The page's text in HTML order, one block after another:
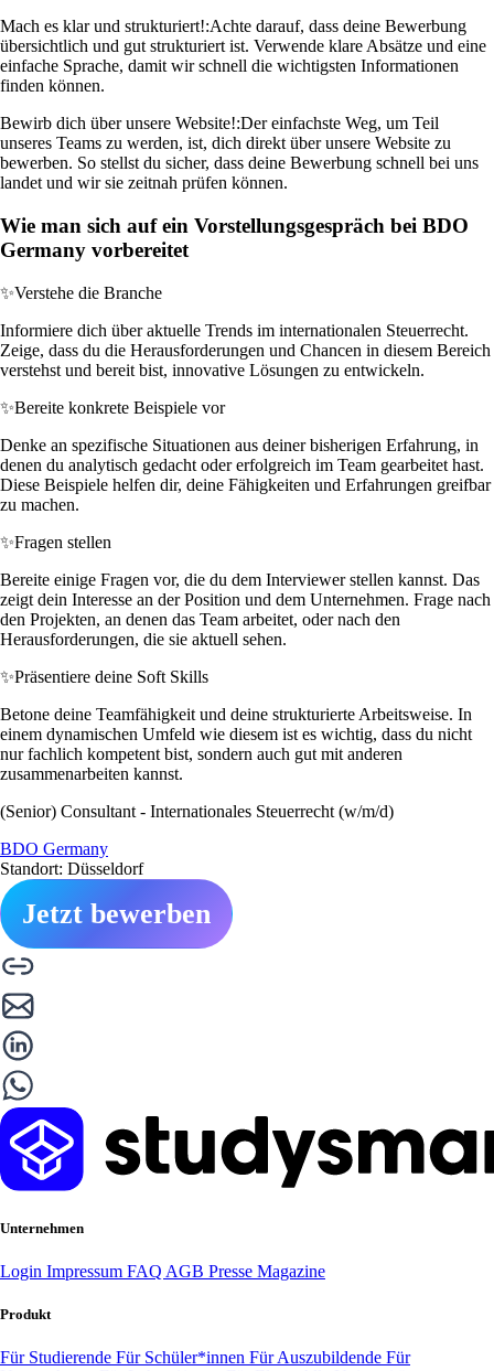
Mach es klar und strukturiert!:Achte darauf, dass deine Bewerbung
übersichtlich und gut strukturiert ist. Verwende klare Absätze und eine
einfache Sprache, damit wir schnell die wichtigsten Informationen
finden können.
Bewirb dich über unsere Website!:Der einfachste Weg, um Teil
unseres Teams zu werden, ist, dich direkt über unsere Website zu
bewerben. So stellst du sicher, dass deine Bewerbung schnell bei uns
landet und wir sie zeitnah prüfen können.
Wie man sich auf ein Vorstellungsgespräch bei BDO
Germany vorbereitet
✨Verstehe die Branche
Informiere dich über aktuelle Trends im internationalen Steuerrecht.
Zeige, dass du die Herausforderungen und Chancen in diesem Bereich
verstehst und bereit bist, innovative Lösungen zu entwickeln.
✨Bereite konkrete Beispiele vor
Denke an spezifische Situationen aus deiner bisherigen Erfahrung, in
denen du analytisch gedacht oder erfolgreich im Team gearbeitet hast.
Diese Beispiele helfen dir, deine Fähigkeiten und Erfahrungen greifbar
zu machen.
✨Fragen stellen
Bereite einige Fragen vor, die du dem Interviewer stellen kannst. Das
zeigt dein Interesse an der Position und dem Unternehmen. Frage nach
den Projekten, an denen das Team arbeitet, oder nach den
Herausforderungen, die sie aktuell sehen.
✨Präsentiere deine Soft Skills
Betone deine Teamfähigkeit und deine strukturierte Arbeitsweise. In
einem dynamischen Umfeld wie diesem ist es wichtig, dass du nicht
nur fachlich kompetent bist, sondern auch gut mit anderen
zusammenarbeiten kannst.
(Senior) Consultant - Internationales Steuerrecht (w/m/d)
BDO Germany
Standort: Düsseldorf
Jetzt bewerben
Unternehmen
Login Impressum FAQ AGB Presse Magazine
Produkt
Für Studierende Für Schüler*innen Für Auszubildende Für